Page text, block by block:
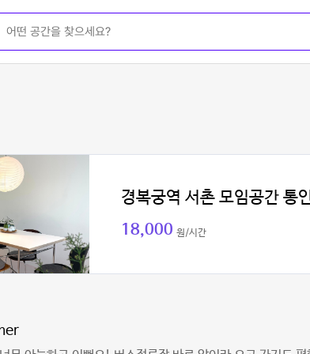
경복궁역 서촌 모임공간 통
18,000 원/시간